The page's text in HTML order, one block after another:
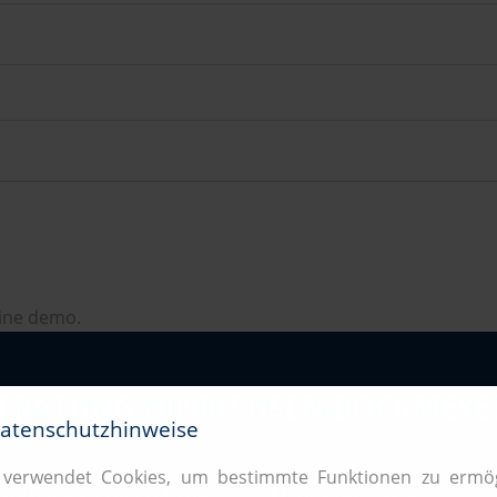
demo.
HINRICHSEN-
Cookies, um bestimmte Funktionen zu